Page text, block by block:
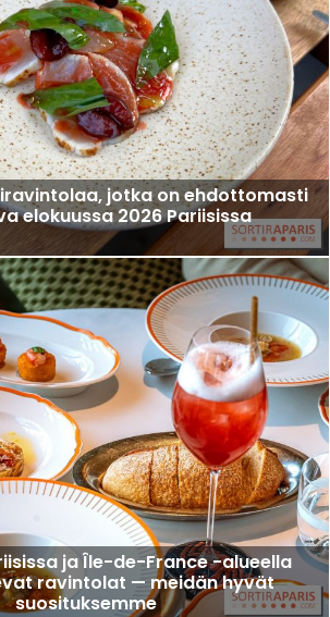
jotka on ehdottomasti
elokuussa 2026 Pariisissa
ja Île-de-France -alueella
ravintolat — meidän hyvät
suosituksemme